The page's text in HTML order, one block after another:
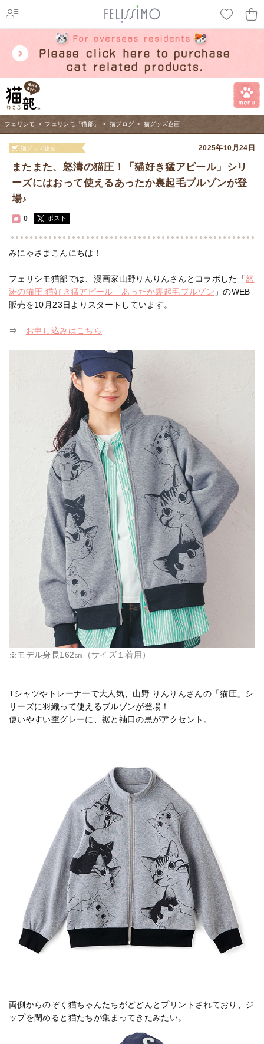
フェリシモ > フェリシモ「猫部」 > 猫ブログ > 猫グッズ企画
猫グッズ企画 2025年10月24日
またまた、怒濤の猫圧！「猫好き猛アピール」シリ
ーズにはおって使えるあったか裏起毛ブルゾンが登
場♪
0 ポスト
みにゃさまこんにちは！
フェリシモ猫部では、漫画家山野りんりんさんとコラボした「怒
涛の猫圧 猫好き猛アピール あったか裏起毛ブルゾン 」のWEB
販売を10月23日よりスタートしています。
⇒ お申し込みはこちら
※モデル身長162㎝（サイズ１着用）
Tシャツやトレーナーで大人気、山野 りんりんさんの「猫圧」シ
リーズに羽織って使えるブルゾンが登場！
使いやすい杢グレーに、裾と袖口の黒がアクセント。
両側からのぞく猫ちゃんたちがどどんとプリントされており、ジ
ップを閉めると猫たちが集まってきたみたい。